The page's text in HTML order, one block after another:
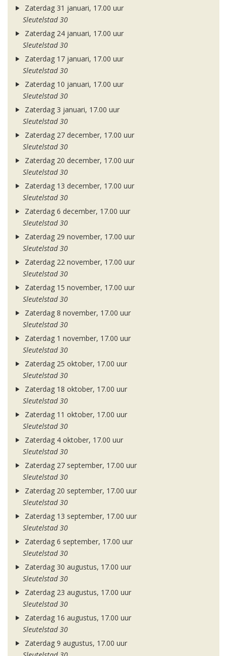
Zaterdag 31 januari, 17.00 uur
Sleutelstad 30
Zaterdag 24 januari, 17.00 uur
Sleutelstad 30
Zaterdag 17 januari, 17.00 uur
Sleutelstad 30
Zaterdag 10 januari, 17.00 uur
Sleutelstad 30
Zaterdag 3 januari, 17.00 uur
Sleutelstad 30
Zaterdag 27 december, 17.00 uur
Sleutelstad 30
Zaterdag 20 december, 17.00 uur
Sleutelstad 30
Zaterdag 13 december, 17.00 uur
Sleutelstad 30
Zaterdag 6 december, 17.00 uur
Sleutelstad 30
Zaterdag 29 november, 17.00 uur
Sleutelstad 30
Zaterdag 22 november, 17.00 uur
Sleutelstad 30
Zaterdag 15 november, 17.00 uur
Sleutelstad 30
Zaterdag 8 november, 17.00 uur
Sleutelstad 30
Zaterdag 1 november, 17.00 uur
Sleutelstad 30
Zaterdag 25 oktober, 17.00 uur
Sleutelstad 30
Zaterdag 18 oktober, 17.00 uur
Sleutelstad 30
Zaterdag 11 oktober, 17.00 uur
Sleutelstad 30
Zaterdag 4 oktober, 17.00 uur
Sleutelstad 30
Zaterdag 27 september, 17.00 uur
Sleutelstad 30
Zaterdag 20 september, 17.00 uur
Sleutelstad 30
Zaterdag 13 september, 17.00 uur
Sleutelstad 30
Zaterdag 6 september, 17.00 uur
Sleutelstad 30
Zaterdag 30 augustus, 17.00 uur
Sleutelstad 30
Zaterdag 23 augustus, 17.00 uur
Sleutelstad 30
Zaterdag 16 augustus, 17.00 uur
Sleutelstad 30
Zaterdag 9 augustus, 17.00 uur